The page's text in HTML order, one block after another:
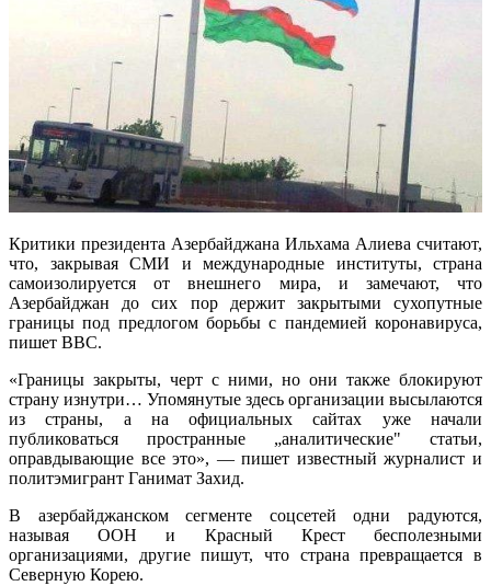
Критики президента Азербайджана Ильхама Алиева считают,
что, закрывая СМИ и международные институты, страна
самоизолируется от внешнего мира, и замечают, что
Азербайджан до сих пор держит закрытыми сухопутные
границы под предлогом борьбы с пандемией коронавируса,
пишет BBC.
«Границы закрыты, черт с ними, но они также блокируют
страну изнутри… Упомянутые здесь организации высылаются
из страны, а на официальных сайтах уже начали
публиковаться пространные „аналитические" статьи,
оправдывающие все это», — пишет известный журналист и
политэмигрант Ганимат Захид.
В азербайджанском сегменте соцсетей одни радуются,
называя ООН и Красный Крест бесполезными
организациями, другие пишут, что страна превращается в
Северную Корею.